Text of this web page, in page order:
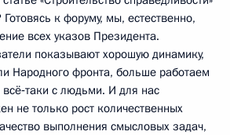
к форуму, мы, естественно,
всех указов Президента.
показывают хорошую динамику,
Народного фронта, больше работаем
всё‑таки с людьми. И для нас
не только рост количественных
выполнения смысловых задач,